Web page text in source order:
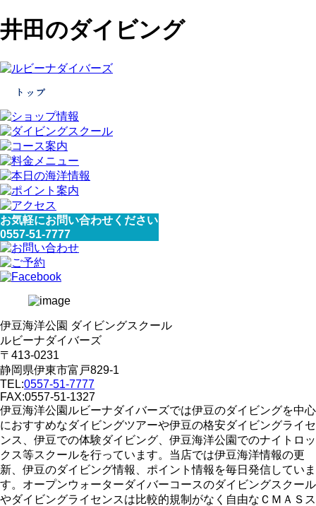
井田のダイビング
お気軽にお問い合わせください
0557-51-7777
伊豆海洋公園 ダイビングスクール
ルビーナダイバーズ
〒413-0231
静岡県伊東市富戸829-1
TEL:0557-51-7777
FAX:0557-51-1327
伊豆海洋公園ルビーナダイバーズでは伊豆のダイビングを中心
におすすめなダイビングツアーや伊豆の格安ダイビングライセ
ンス、伊豆での体験ダイビング、伊豆海洋公園でのナイトロッ
クス等スクールを行っています。当店では伊豆海洋情報の更
新、伊豆のダイビング情報、ポイント情報を毎日発信していま
す。オープンウォーターダイバーコースのダイビングスクール
やダイビングライセンスは比較的規制がなく自由なＣＭＡＳス